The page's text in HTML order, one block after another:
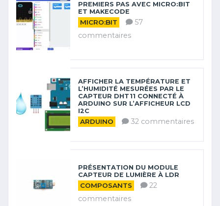
PREMIERS PAS AVEC MICRO:BIT
ET MAKECODE
MICRO:BIT
57
commentaires
AFFICHER LA TEMPÉRATURE ET
L’HUMIDITÉ MESURÉES PAR LE
CAPTEUR DHT11 CONNECTÉ À
ARDUINO SUR L’AFFICHEUR LCD
I2C
ARDUINO 32 commentaires
PRÉSENTATION DU MODULE
CAPTEUR DE LUMIÈRE À LDR
COMPOSANTS
22
commentaires